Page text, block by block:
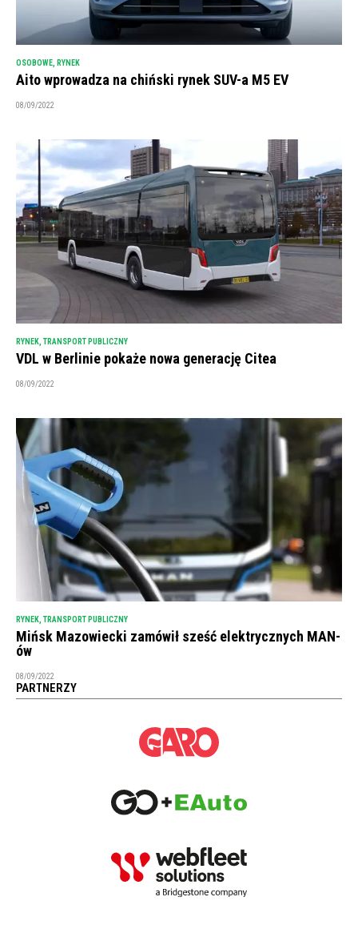
OSOBOWE, RYNEK
Aito wprowadza na chiński rynek SUV-a M5 EV
08/09/2022
RYNEK TRANSPORT PUBLICZNY
VDL w Berlinie pokaże nowa generację Citea
08/09/2022
RYNEK, TRANSPORT PUBLICZNY
Mińsk Mazowiecki zamówił sześć elektrycznych MAN-
ów
08/09/2022
PARTNERZY